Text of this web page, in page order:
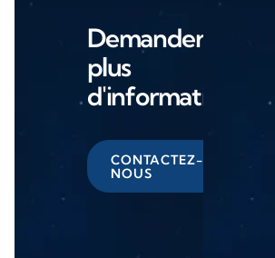
Demander
plus
d'informations
CONTACTEZ-
NOUS